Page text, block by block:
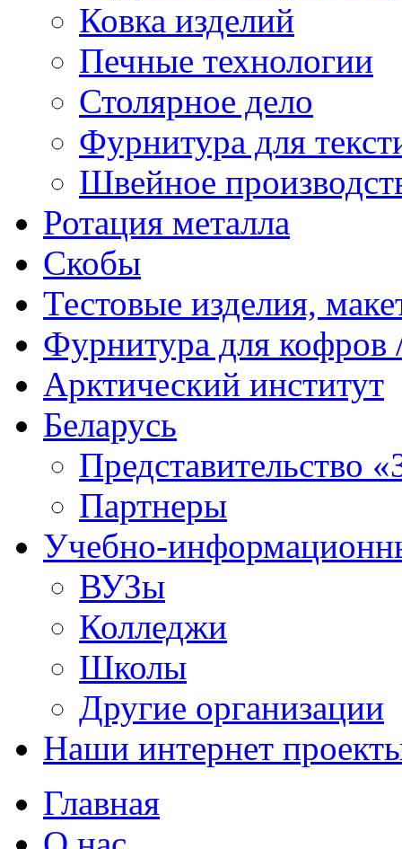
Ковка изделий
Печные технологии
Столярное дело
Фурнитура для
Швейное
Ротация металла
Скобы
Тестовые изделия,
Фурнитура для кофров
Арктический институт
Беларусь
Представительство
Партнеры
Учебно-
ВУЗы
Колледжи
Школы
Другие организации
Наши интернет
Главная